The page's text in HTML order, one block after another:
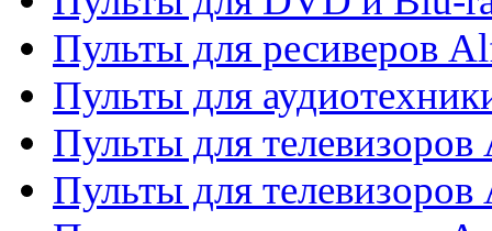
Пульты для ресиверов
Пульты для
Пульты для
Пульты для